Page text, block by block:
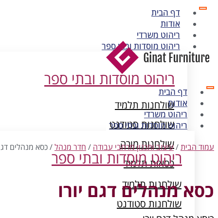
דף הבית
אודות
ריהוט משרדי
ריהוט מוסדות ובתי ספר
ריהוט מוסדות ובתי ספר
שולחנות תלמיד
שולחנות סטודנט
שולחנות מורה
כסאות תלמיד
ארונות מתכת
דף הבית
אודות
ריהוט משרדי
ריהוט מוסדות ובתי ספר
ריהוט מוסדות ובתי ספר
שולחנות תלמיד
שולחנות סטודנט
עמוד הבית/עיצוב ותכנון מרחבי עבודה / חדר מנהל/ כסא מנהלים
כסא מנהלים דגם יורו